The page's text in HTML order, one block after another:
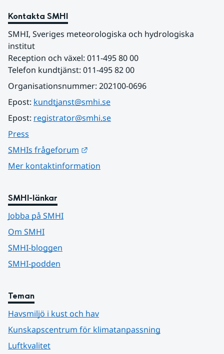
Kontakta SMHI
SMHI, Sveriges meteorologiska och hydrologiska
institut
Reception och växel: 011-495 80 00
Telefon kundtjänst: 011-495 82 00
Organisationsnummer: 202100-0696
Epost: kundtjanst@smhi.se
Epost: registrator@smhi.se
Press
SMHIs frågeforum
Mer kontaktinformation
SMHI-länkar
Jobba på SMHI
Om SMHI
SMHI-bloggen
SMHI-podden
Teman
Havsmiljö i kust och hav
Kunskapscentrum för klimatanpassning
Luftkvalitet